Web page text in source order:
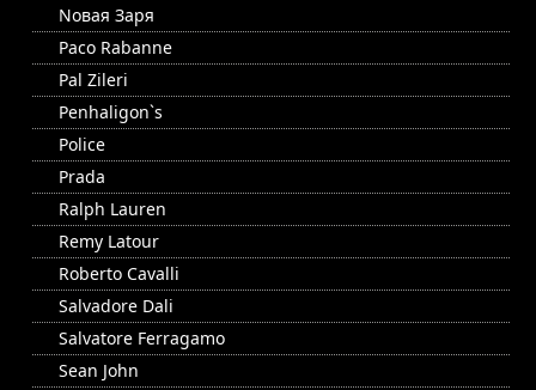
Nовая Заря
Paco Rabanne
Pal Zileri
Penhaligon`s
Police
Prada
Ralph Lauren
Remy Latour
Roberto Cavalli
Salvadore Dali
Salvatore Ferragamo
Sean John